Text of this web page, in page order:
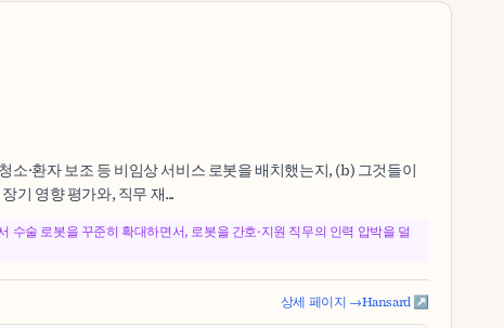
·환자 보조 등 비임상 서비스 로봇을 배치했는지, (b) 그것들이
기 영향 평가와, 직무 재...
술 로봇을 꾸준히 확대하면서, 로봇을 간호·지원 직무의 인력 압박을 덜
상세 페이지 →Hansard ↗